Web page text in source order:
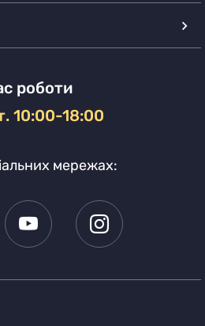
роботи
10:00-18:00
мережах: